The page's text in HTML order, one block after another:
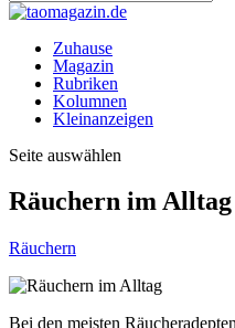
Zuhause
Magazin
Rubriken
Kolumnen
Kleinanzeigen
Seite auswählen
Räuchern im Alltag
Räuchern
Bei den meisten